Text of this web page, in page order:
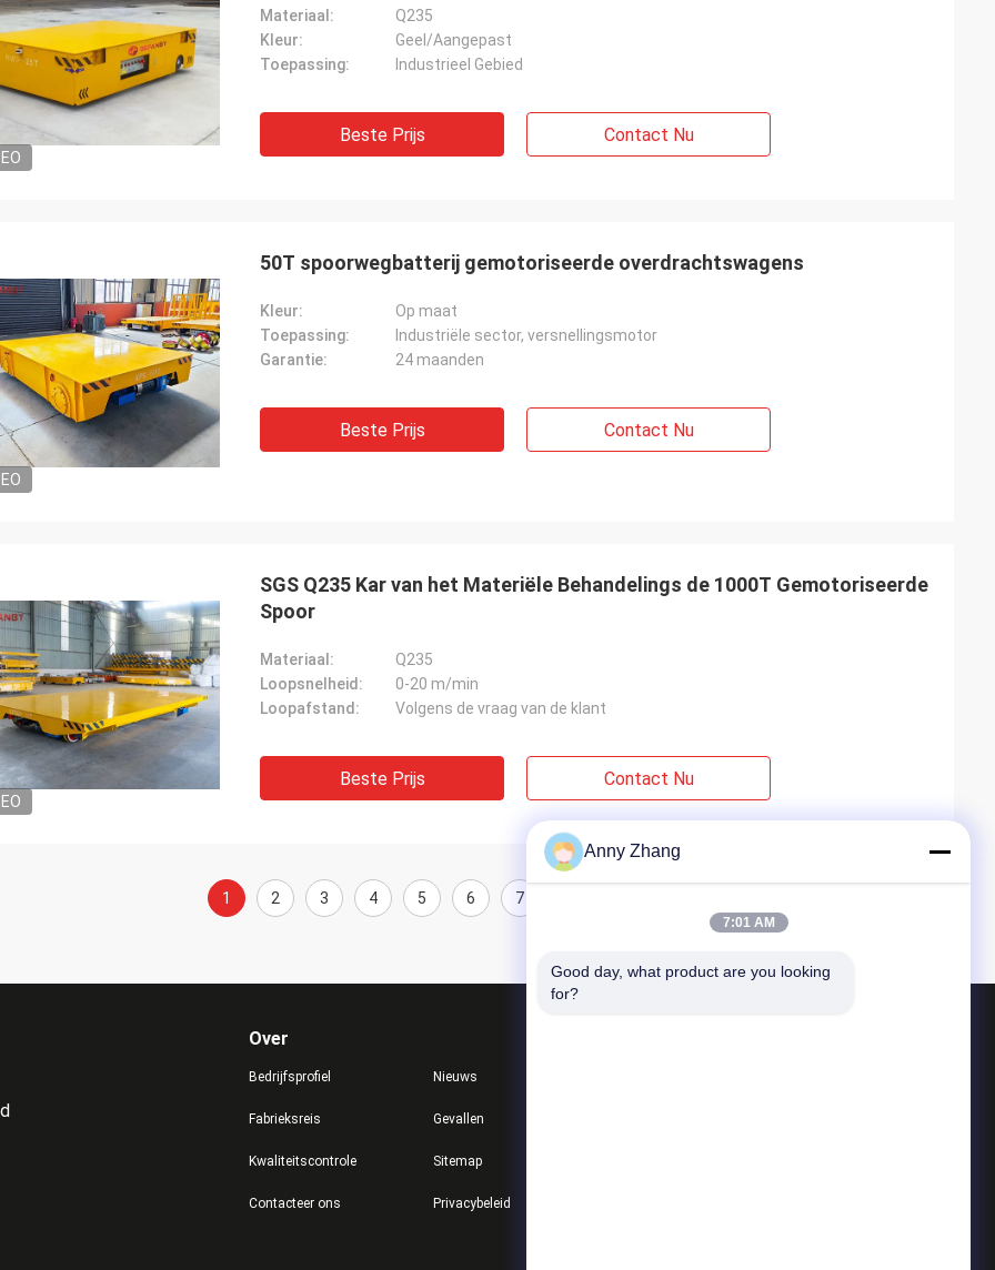
Materiaal:
Q235
Kleur:
Geel/Aangepast
Toepassing:
Industrieel Gebied
Beste Prijs Contact Nu
50T spoorwegbatterij gemotoriseerde overdrachtswagens
Kleur:
Op maat
Toepassing:
Industriële sector, versnellingsmotor
Garantie:
24 maanden
Beste Prijs Contact Nu
SGS Q235 Kar van het Materiële Behandelings de 1000T Gemotoriseerde
Spoor
Materiaal:
Q235
Loopsnelheid:
0-20 m/min
Loopafstand:
Volgens de vraag van de klant
Beste Prijs Contact Nu
1 2 3 4 5 6 7
Over
Bedrijfsprofiel
Fabrieksreis
Kwaliteitscontrole
Contacteer ons
Nieuws
Gevallen
Sitemap
Privacybeleid
Anny Zhang
7:01 AM
Good day, what product are you looking
for?